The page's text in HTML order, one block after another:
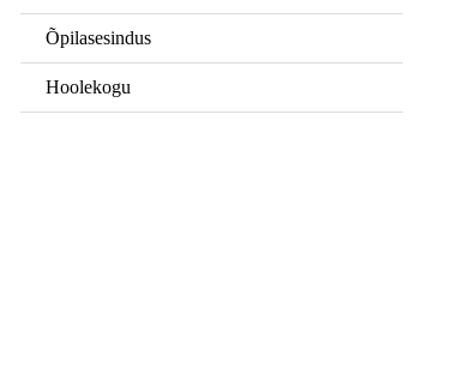
Õpilasesindus
Hoolekogu